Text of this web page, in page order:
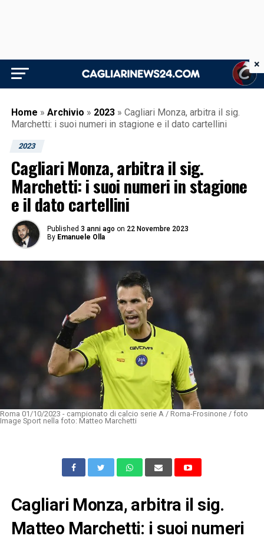
Home » Archivio » 2023 » Cagliari Monza, arbitra il sig.
Marchetti: i suoi numeri in stagione e il dato cartellini
2023
Cagliari Monza, arbitra il sig.
Marchetti: i suoi numeri in stagione
e il dato cartellini
Published 3 anni ago on 22 Novembre 2023
By Emanuele Olla
Roma 01/10/2023 - campionato di calcio serie A / Roma-Frosinone / foto
Image Sport nella foto: Matteo Marchetti
Cagliari Monza, arbitra il sig.
Matteo Marchetti: i suoi numeri
×